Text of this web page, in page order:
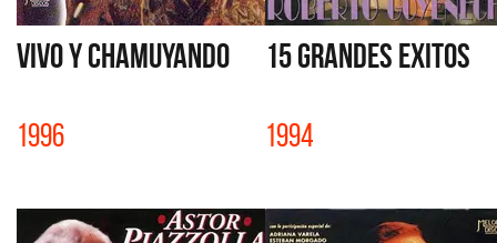
VIVO Y CHAMUYANDO
1996
15 GRANDES EXITOS
1994